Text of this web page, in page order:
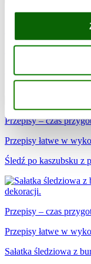
Przepisy – czas
Przepisy łatwe w
pieczarkami
Przepisy – czas
Przepisy łatwe w
Śledź po kaszubsku z
Przepisy – czas
Przepisy łatwe w
Sałatka śledziowa z